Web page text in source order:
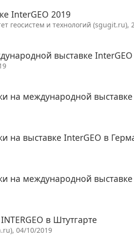
InterGEO 2019
геосистем и технологий (sgugit.ru),
выставке
на международной
на выставке InterGEO в
на международной
в Штутгарте
04/10/2019